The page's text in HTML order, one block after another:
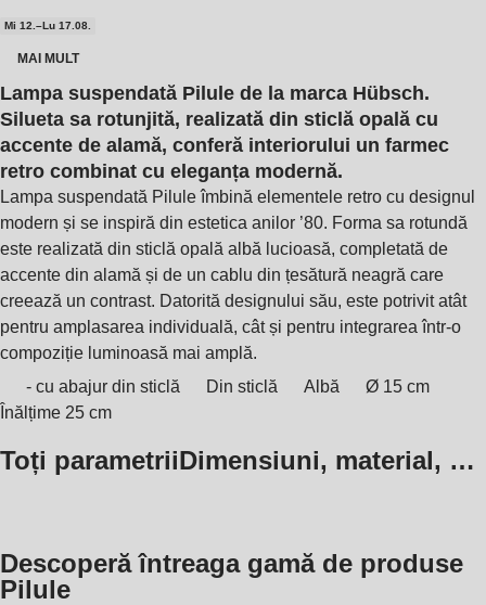
Mi 12.–Lu 17.08.
MAI MULT
Lampa suspendată Pilule de la marca Hübsch.
Silueta sa rotunjită, realizată din sticlă opală cu
accente de alamă, conferă interiorului un farmec
retro combinat cu eleganța modernă.
Lampa suspendată Pilule îmbină elementele retro cu designul
modern și se inspiră din estetica anilor ’80. Forma sa rotundă
este realizată din sticlă opală albă lucioasă, completată de
accente din alamă și de un cablu din țesătură neagră care
creează un contrast. Datorită designului său, este potrivit atât
pentru amplasarea individuală, cât și pentru integrarea într-o
compoziție luminoasă mai amplă.
- cu abajur din sticlă
Din sticlă Albă
Ø 15 cm
Înălțime 25 cm
Toți parametriiDimensiuni, material, …
Descoperă întreaga gamă de produse
Pilule